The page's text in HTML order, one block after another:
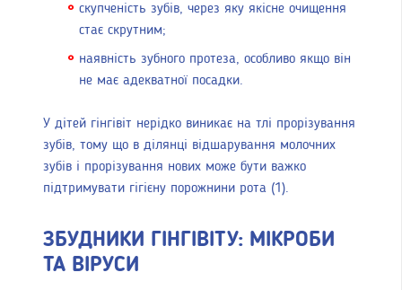
скупченість зубів, через яку якісне очищення
стає скрутним;
наявність зубного протеза, особливо якщо він
не має адекватної посадки.
У дітей гінгівіт нерідко виникає на тлі прорізування
зубів, тому що в ділянці відшарування молочних
зубів і прорізування нових може бути важко
підтримувати гігієну порожнини рота (1).
ЗБУДНИКИ ГІНГІВІТУ: МІКРОБИ
ТА ВІРУСИ